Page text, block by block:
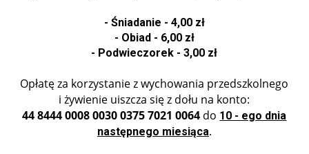
- Śniadanie - 4,00 zł
- Obiad - 6,00 zł
- Podwieczorek - 3,00 zł
Opłatę za korzystanie z wychowania przedszkolnego
i żywienie uiszcza się z dołu na konto:
44 8444 0008 0030 0375 7021 0064 do 10 - ego dnia
następnego miesiąca.